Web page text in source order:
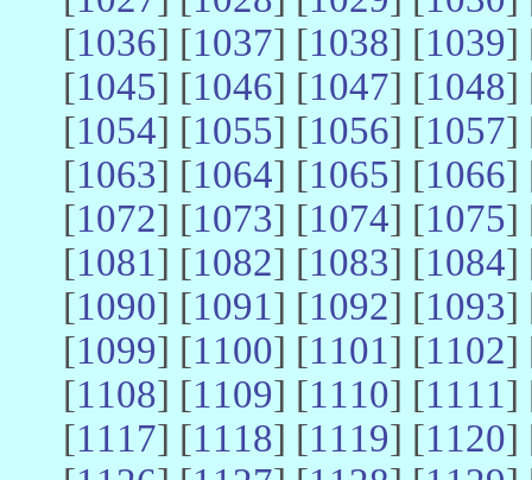
[1036] [1037] [1038] [1039]
[1045] [1046] [1047] [1048]
[1054] [1055] [1056] [1057]
[1063] [1064] [1065] [1066]
[1072] [1073] [1074] [1075]
[1081] [1082] [1083] [1084]
[1090] [1091] [1092] [1093]
[1099] [1100] [1101] [1102]
[1108] [1109] [1110] [1111]
[1117] [1118] [1119] [1120]